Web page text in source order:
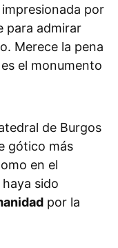
por
para admirar
Merece la pena
el monumento
de Burgos
gótico más
en el
sido
por la